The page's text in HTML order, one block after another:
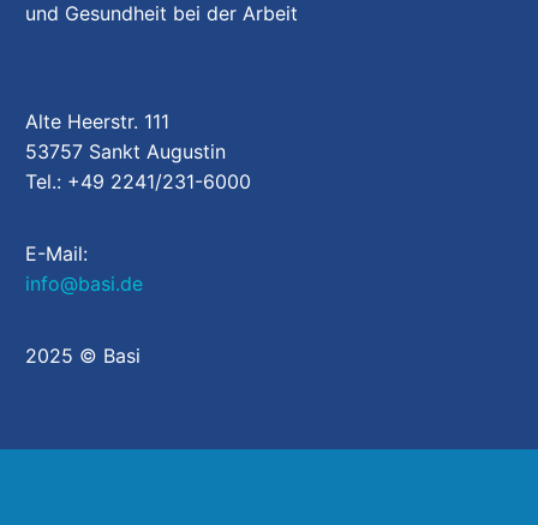
und Gesundheit bei der Arbeit
Alte Heerstr. 111
53757 Sankt Augustin
Tel.: +49 2241/231-6000
E-Mail:
info@basi.de
2025 © Basi